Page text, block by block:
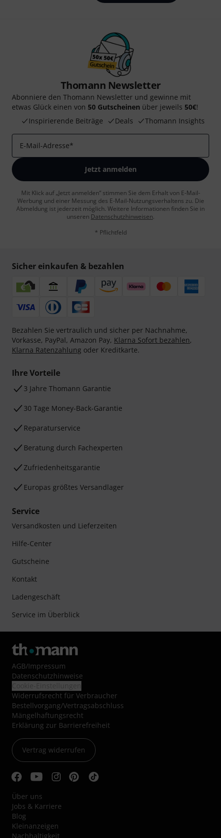
Thomann Newsletter
Abonniere den Thomann Newsletter und gewinne mit
etwas Glück einen von 50 Gutscheinen über jeweils 50€!
Inspirierende Beiträge
Deals Thomann Insights
E-Mail-Adresse*
Jetzt anmelden
Mit Klick auf „Jetzt anmelden“ stimmen Sie dem Erhalt von E-Mail-
Werbung und einer Messung des E-Mail-Nutzungsverhaltens zu. Die
Abmeldung ist jederzeit möglich. Weitere Informationen finden Sie in
unseren Datenschutzhinweisen.
* Pflichtfeld
Sicher einkaufen & bezahlen
Bezahlen Sie vertraulich und sicher per Nachnahme,
Vorkasse, PayPal, Amazon Pay, Klarna Sofort bezahlen,
Klarna Ratenzahlung oder Kreditkarte.
Ihre Vorteile
3 Jahre Thomann Garantie
30 Tage Money-Back-Garantie
Reparaturservice
Beratung durch Fachexperten
Zufriedenheitsgarantie
Europas größtes Versandlager
Service
Versandkosten und Lieferzeiten
Hilfe-Center
Gutscheine
Kontakt
Ladengeschäft
Service im Überblick
AGB/Impressum
Datenschutzhinweise
Widerrufsrecht für Verbraucher
Bestellvorgang/Vertragsabschluss
Mängelhaftungsrecht
Erklärung zur Barrierefreiheit
Vertrag widerrufen
Über uns
Jobs & Karriere
Blog
Kleinanzeigen
Nachhaltigkeit